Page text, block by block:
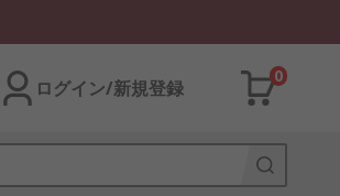
ログイン/新規登録
0